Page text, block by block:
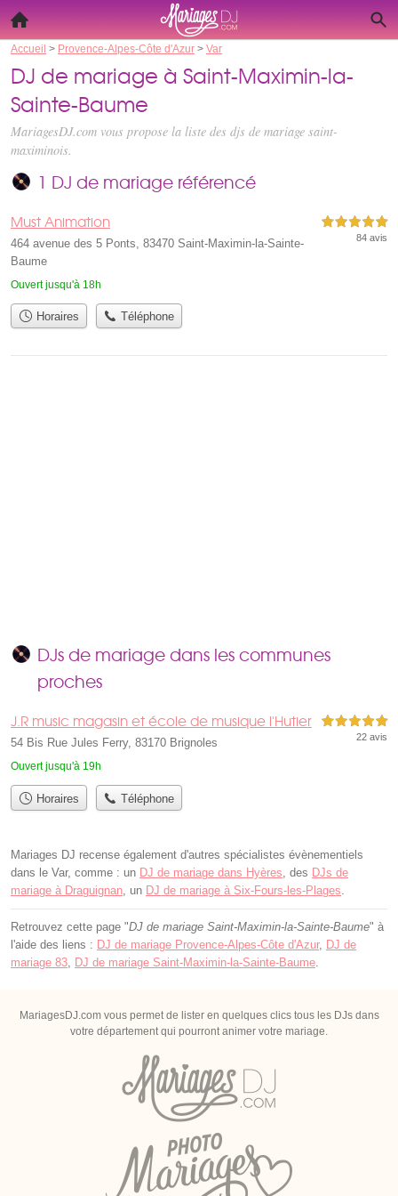
Accueil > Provence-Alpes-Côte d'Azur > Var
DJ de mariage à Saint-Maximin-la-
Sainte-Baume
MariagesDJ.com vous propose la liste des djs de mariage saint-
maximinois.
1 DJ de mariage référencé
Must Animation
464 avenue des 5 Ponts, 83470 Saint-Maximin-la-Sainte-
Baume
Ouvert jusqu'à 18h
5,0 étoiles sur 5
84 avis
Horaires Téléphone
DJs de mariage dans les communes
proches
J.R music magasin et école de musique l'Hutier
54 Bis Rue Jules Ferry, 83170 Brignoles
Ouvert jusqu'à 19h
5,0 étoiles sur 5
22 avis
Horaires Téléphone
Mariages DJ recense également d'autres spécialistes évènementiels
dans le Var, comme : un DJ de mariage dans Hyères , des DJs de
mariage à Draguignan , un DJ de mariage à Six-Fours-les-Plages
Retrouvez cette page "DJ de mariage Saint-Maximin-la-Sainte-Baume" à
l'aide des liens : DJ de mariage Provence-Alpes-Côte d'Azur, DJ de
mariage 83
DJ de mariage Saint-Maximin-la-Sainte-Baume
MariagesDJ.com vous permet de lister en quelques clics tous les DJs dans
votre département qui pourront animer votre mariage.